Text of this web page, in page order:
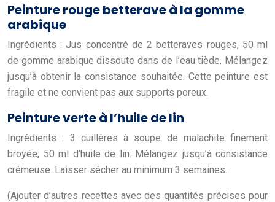
Peinture rouge betterave à la gomme
arabique
Ingrédients : Jus concentré de 2 betteraves rouges, 50 ml
de gomme arabique dissoute dans de l’eau tiède. Mélangez
jusqu’à obtenir la consistance souhaitée. Cette peinture est
fragile et ne convient pas aux supports poreux.
Peinture verte à l’huile de lin
Ingrédients : 3 cuillères à soupe de malachite finement
broyée, 50 ml d’huile de lin. Mélangez jusqu’à consistance
crémeuse. Laisser sécher au minimum 3 semaines.
(Ajouter d’autres recettes avec des quantités précises pour